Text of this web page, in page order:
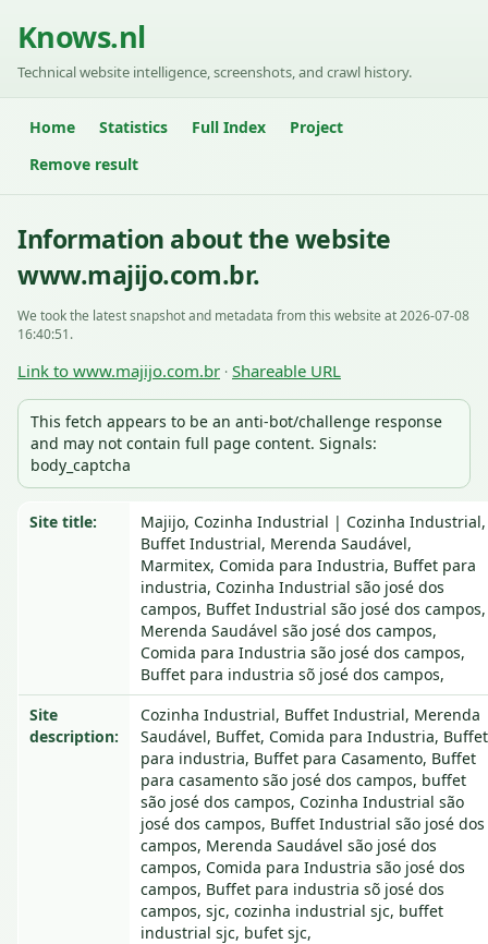
Knows.nl
Technical website intelligence, screenshots, and crawl history.
Home Statistics Full Index
Project
Remove result
Information about the website
www.majijo.com.br.
We took the latest snapshot and metadata from this website at 2026-07-08
16:40:51.
Link to www.majijo.com.br · Shareable URL
This fetch appears to be an anti-bot/challenge response
and may not contain full page content. Signals:
body_captcha
Site title:
Majijo, Cozinha Industrial | Cozinha Industrial,
Buffet Industrial, Merenda Saudável,
Marmitex, Comida para Industria, Buffet para
industria, Cozinha Industrial são josé dos
campos, Buffet Industrial são josé dos campos,
Merenda Saudável são josé dos campos,
Comida para Industria são josé dos campos,
Buffet para industria sõ josé dos campos,
Site
description:
Cozinha Industrial, Buffet Industrial, Merenda
Saudável, Buffet, Comida para Industria, Buffet
para industria, Buffet para Casamento, Buffet
para casamento são josé dos campos, buffet
são josé dos campos, Cozinha Industrial são
josé dos campos, Buffet Industrial são josé dos
campos, Merenda Saudável são josé dos
campos, Comida para Industria são josé dos
campos, Buffet para industria sõ josé dos
campos, sjc, cozinha industrial sjc, buffet
industrial sjc, bufet sjc,